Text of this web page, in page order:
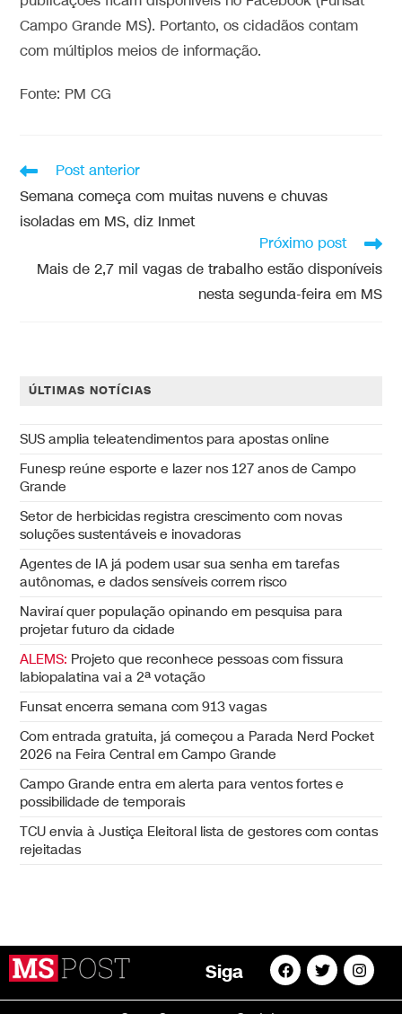
Campo Grande MS). Portanto, os cidadãos contam
com múltiplos meios de informação.
Fonte: PM CG
Post anterior
Semana começa com muitas nuvens e chuvas
isoladas em MS, diz Inmet
Próximo post
Mais de 2,7 mil vagas de trabalho estão disponíveis
nesta segunda-feira em MS
ÚLTIMAS NOTÍCIAS
SUS amplia teleatendimentos para apostas online
Funesp reúne esporte e lazer nos 127 anos de Campo
Grande
Setor de herbicidas registra crescimento com novas
soluções sustentáveis e inovadoras
Agentes de IA já podem usar sua senha em tarefas
autônomas, e dados sensíveis correm risco
Naviraí quer população opinando em pesquisa para
projetar futuro da cidade
ALEMS: Projeto que reconhece pessoas com fissura
labiopalatina vai a 2ª votação
Funsat encerra semana com 913 vagas
Com entrada gratuita, já começou a Parada Nerd Pocket
2026 na Feira Central em Campo Grande
Campo Grande entra em alerta para ventos fortes e
possibilidade de temporais
TCU envia à Justiça Eleitoral lista de gestores com contas
rejeitadas
Siga